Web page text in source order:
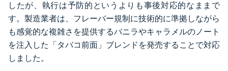
したが、執行は予防的というよりも事後対応的なままで
す。製造業者は、フレーバー規制に技術的に準拠しながら
も感覚的な複雑さを提供するバニラやキャラメルのノート
を注入した「タバコ前面」ブレンドを発売することで対応
しました。